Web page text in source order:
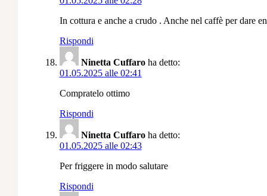
In cottura e anche a crudo . Anche nel caffè per dare
Rispondi
Ninetta Cuffaro ha detto:
01.05.2025 alle 02:41
Compratelo ottimo
Rispondi
Ninetta Cuffaro ha detto:
01.05.2025 alle 02:43
Per friggere in modo salutare
Rispondi